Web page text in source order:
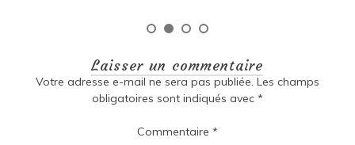
Laisser un commentaire
Votre adresse e-mail ne sera pas publiée. Les champs
obligatoires sont indiqués avec *
Commentaire *